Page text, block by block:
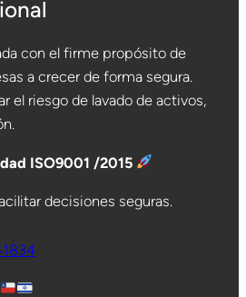
con el firme propósito de
a crecer de forma segura.
el riesgo de lavado de activos,
ISO9001 /2015
decisiones seguras.